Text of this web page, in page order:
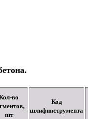
во
шт
Код
шлифинструмента